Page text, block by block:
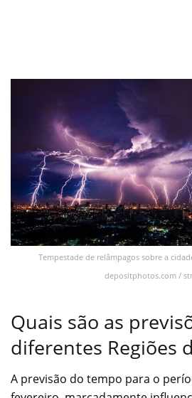
Tempestade de relâmpagos sobre a
depositphotos.com /
Quais são as
diferentes Regiões
A previsão do tempo para o